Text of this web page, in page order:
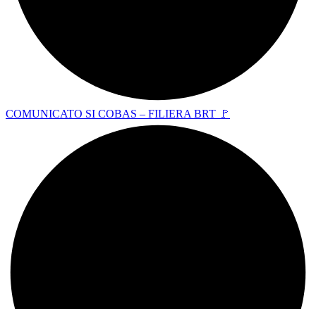
COMUNICATO SI COBAS – FILIERA BRT 🚩